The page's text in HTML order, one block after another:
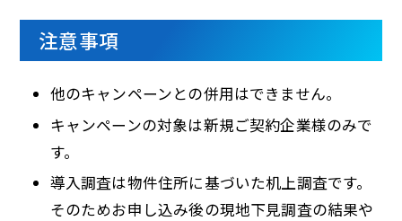
注意事項
他のキャンペーンとの併用はできません。
キャンペーンの対象は新規ご契約企業様のみで
す。
導入調査は物件住所に基づいた机上調査です。
そのためお申し込み後の現地下見調査の結果や